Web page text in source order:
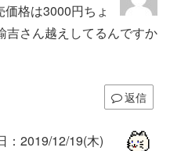
格は3000円ちょ
吉さん越えしてるんですか
返信
：2019/12/19(木)